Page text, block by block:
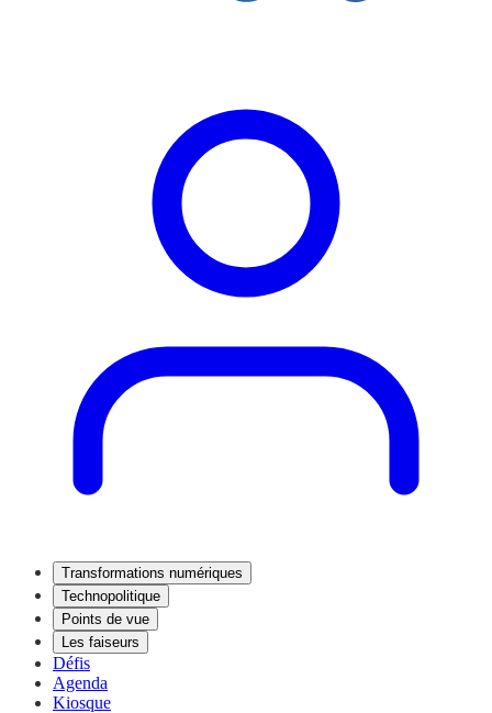
Transformations numériques
Technopolitique
Points de vue
Les faiseurs
Défis
Agenda
Kiosque